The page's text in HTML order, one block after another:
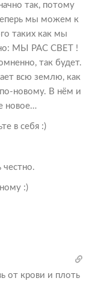
так, потому
мы можем к
таких как мы
МЫ РАС СВЕТ !
так будет.
всю землю, как
новому. В нём и
новое…
в себя :)
:)
от крови и плоть